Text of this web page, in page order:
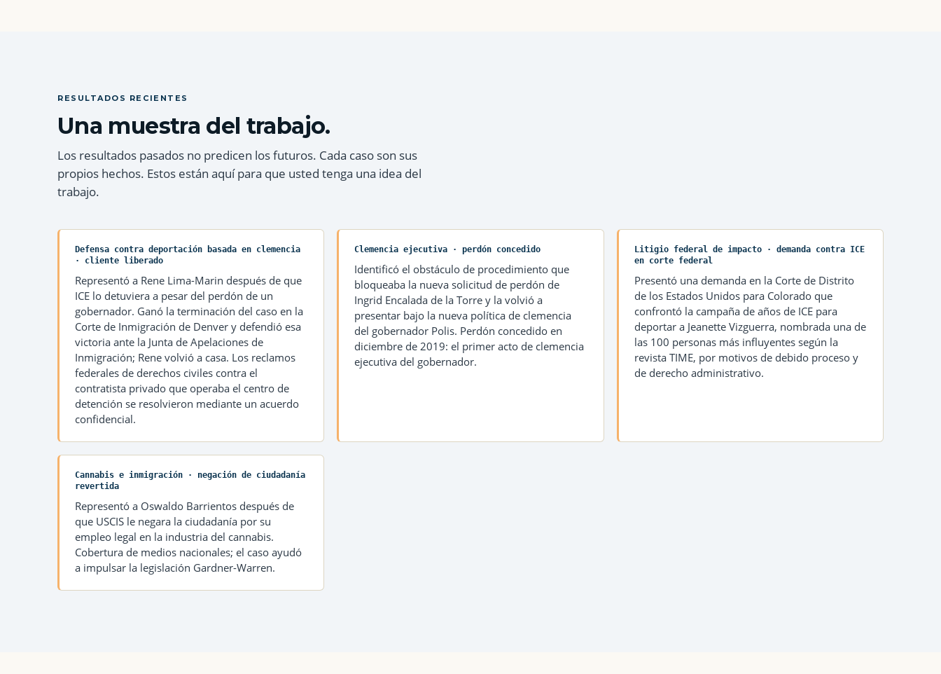
RESULTADOS RECIENTES
Una muestra del trabajo.
Los resultados pasados no predicen los futuros. Cada caso son sus
propios hechos. Estos están aquí para que usted tenga una idea del
trabajo.
Defensa contra deportación basada en clemencia
· cliente liberado
Representó a Rene Lima-Marin después de que
ICE lo detuviera a pesar del perdón de un
gobernador. Ganó la terminación del caso en la
Corte de Inmigración de Denver y defendió esa
victoria ante la Junta de Apelaciones de
Inmigración; Rene volvió a casa. Los reclamos
federales de derechos civiles contra el
contratista privado que operaba el centro de
detención se resolvieron mediante un acuerdo
confidencial.
Clemencia ejecutiva · perdón concedido
Identificó el obstáculo de procedimiento que
bloqueaba la nueva solicitud de perdón de
Ingrid Encalada de la Torre y la volvió a
presentar bajo la nueva política de clemencia
del gobernador Polis. Perdón concedido en
diciembre de 2019: el primer acto de clemencia
ejecutiva del gobernador.
Litigio federal de impacto · demanda contra ICE
en corte federal
Presentó una demanda en la Corte de Distrito
de los Estados Unidos para Colorado que
confrontó la campaña de años de ICE para
deportar a Jeanette Vizguerra, nombrada una de
las 100 personas más influyentes según la
revista TIME, por motivos de debido proceso y
de derecho administrativo.
Cannabis e inmigración · negación de ciudadanía
revertida
Representó a Oswaldo Barrientos después de
que USCIS le negara la ciudadanía por su
empleo legal en la industria del cannabis.
Cobertura de medios nacionales; el caso ayudó
a impulsar la legislación Gardner-Warren.